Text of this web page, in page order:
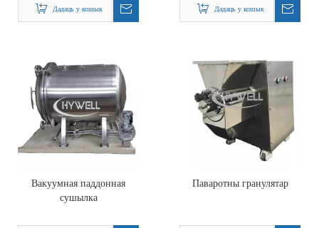
Дадаць у кошык Дадаць у кошык
Вакуумная паддонная
сушылка
Паваротны гранулятар